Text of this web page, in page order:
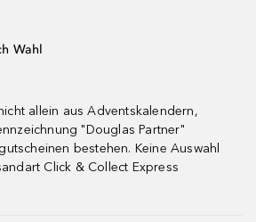
Wahl
allein aus Adventskalendern,
"Douglas Partner"
bestehen. Keine Auswahl
Click & Collect Express